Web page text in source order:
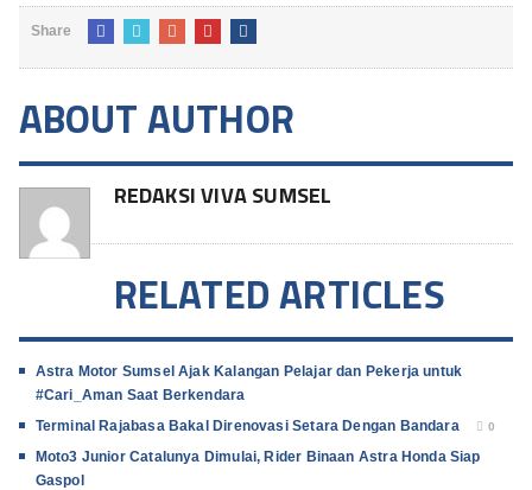
Share
ABOUT AUTHOR
REDAKSI VIVA SUMSEL
RELATED ARTICLES
Astra Motor Sumsel Ajak Kalangan Pelajar dan Pekerja untuk
#Cari_Aman Saat Berkendara
Terminal Rajabasa Bakal Direnovasi Setara Dengan Bandara
0
Moto3 Junior Catalunya Dimulai, Rider Binaan Astra Honda Siap
Gaspol